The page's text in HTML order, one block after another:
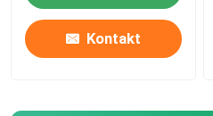
Kontakt